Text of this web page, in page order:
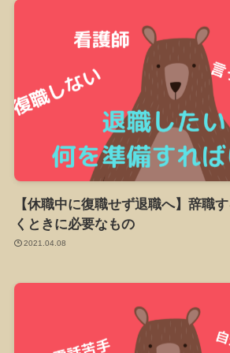
【休職中に復職せず退職へ】辞職
くときに必要なもの
2021.04.08